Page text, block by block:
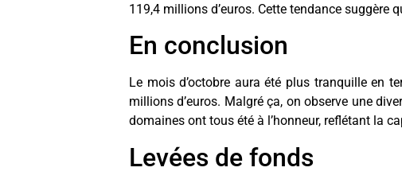
119,4 millions d’euros. Cette tendance suggère
En conclusion
Le mois d’octobre aura été plus tranquille en
millions d’euros. Malgré ça, on observe une
domaines ont tous été à l’honneur, reflétant la
Levées de fonds